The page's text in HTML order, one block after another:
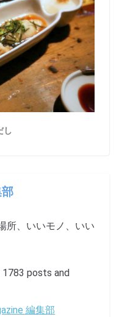
し
所、いいモノ、いい
1783 posts and
編集部